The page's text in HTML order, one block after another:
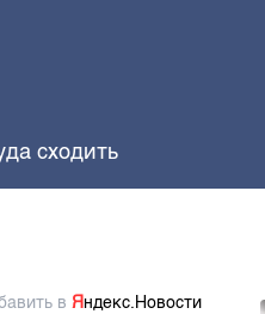
сходить
в Яндекс.Новости